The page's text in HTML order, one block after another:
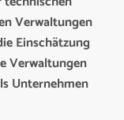
Verwaltungen
Einschätzung
Verwaltungen
Unternehmen